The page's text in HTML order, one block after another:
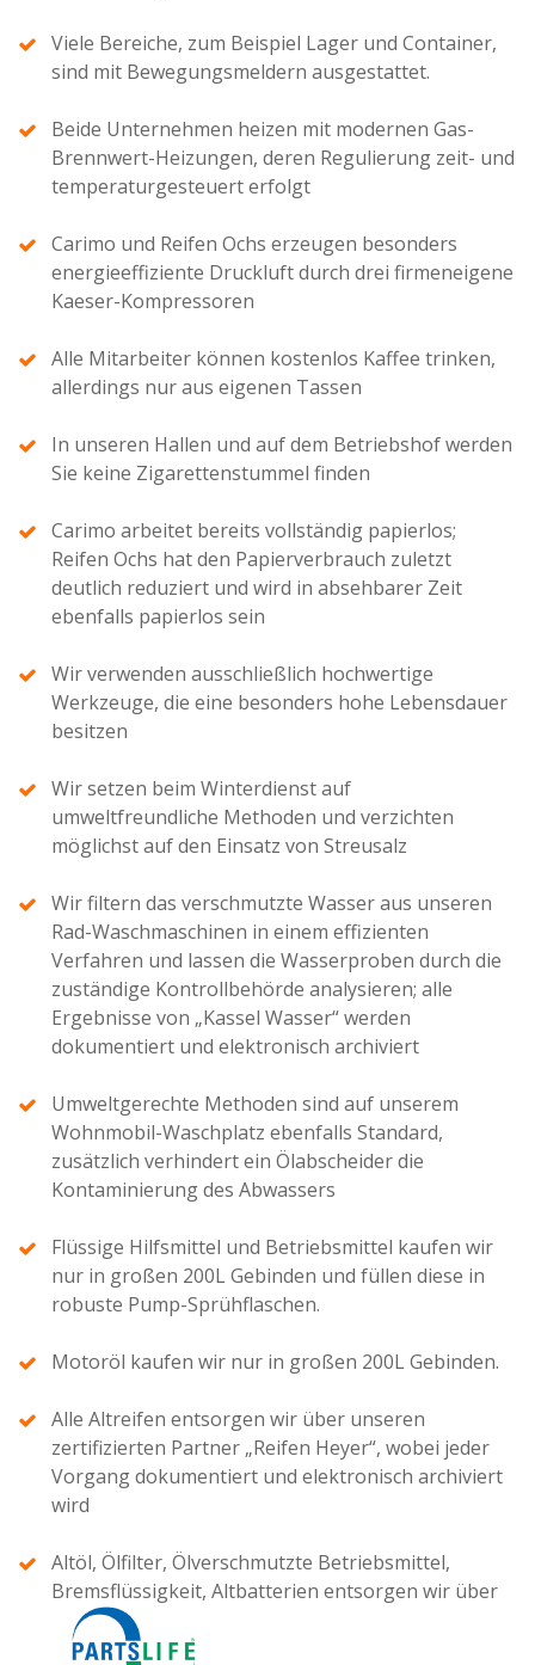
Viele Bereiche, zum Beispiel Lager und Container,
sind mit Bewegungsmeldern ausgestattet.
Beide Unternehmen heizen mit modernen Gas-
Brennwert-Heizungen, deren Regulierung zeit- und
temperaturgesteuert erfolgt
Carimo und Reifen Ochs erzeugen besonders
energieeffiziente Druckluft durch drei firmeneigene
Kaeser-Kompressoren
Alle Mitarbeiter können kostenlos Kaffee trinken,
allerdings nur aus eigenen Tassen
In unseren Hallen und auf dem Betriebshof werden
Sie keine Zigarettenstummel finden
Carimo arbeitet bereits vollständig papierlos;
Reifen Ochs hat den Papierverbrauch zuletzt
deutlich reduziert und wird in absehbarer Zeit
ebenfalls papierlos sein
Wir verwenden ausschließlich hochwertige
Werkzeuge, die eine besonders hohe Lebensdauer
besitzen
Wir setzen beim Winterdienst auf
umweltfreundliche Methoden und verzichten
möglichst auf den Einsatz von Streusalz
Wir filtern das verschmutzte Wasser aus unseren
Rad-Waschmaschinen in einem effizienten
Verfahren und lassen die Wasserproben durch die
zuständige Kontrollbehörde analysieren; alle
Ergebnisse von „Kassel Wasser“ werden
dokumentiert und elektronisch archiviert
Umweltgerechte Methoden sind auf unserem
Wohnmobil-Waschplatz ebenfalls Standard,
zusätzlich verhindert ein Ölabscheider die
Kontaminierung des Abwassers
Flüssige Hilfsmittel und Betriebsmittel kaufen wir
nur in großen 200L Gebinden und füllen diese in
robuste Pump-Sprühflaschen.
Motoröl kaufen wir nur in großen 200L Gebinden.
Alle Altreifen entsorgen wir über unseren
zertifizierten Partner „Reifen Heyer“, wobei jeder
Vorgang dokumentiert und elektronisch archiviert
wird
Altöl, Ölfilter, Ölverschmutzte Betriebsmittel,
Bremsflüssigkeit, Altbatterien entsorgen wir über